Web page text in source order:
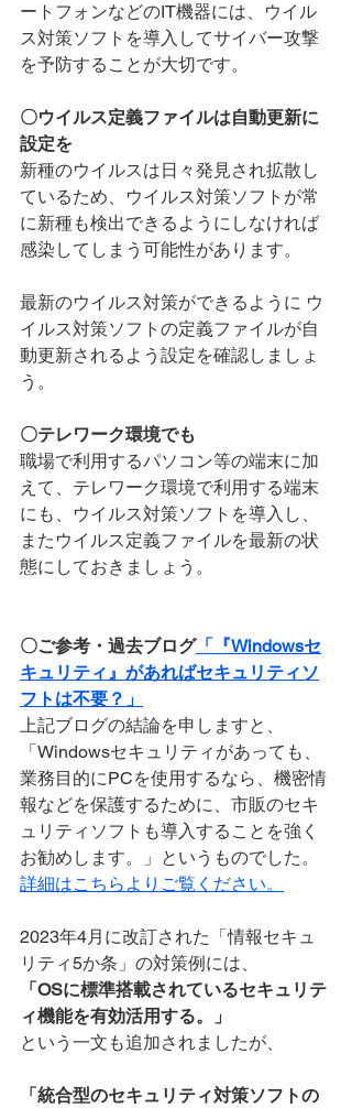
ートフォンなどのIT機器には、ウイル
ス対策ソフトを導入してサイバー攻撃
を予防することが大切です。
〇ウイルス定義ファイルは自動更新に
設定を
新種のウイルスは日々発見され拡散し
ているため、ウイルス対策ソフトが常
に新種も検出できるようにしなければ
感染してしまう可能性があります。
最新のウイルス対策ができるように ウ
イルス対策ソフトの定義ファイルが自
動更新されるよう設定を確認しましょ
う。
〇テレワーク環境でも
職場で利用するパソコン等の端末に加
えて、テレワーク環境で利用する端末
にも、ウイルス対策ソフトを導入し、
またウイルス定義ファイルを最新の状
態にしておきましょう。
〇ご参考・過去ブログ「『Windowsセ
キュリティ』があればセキュリティソ
フトは不要？」
上記ブログの結論を申しますと、
「Windowsセキュリティがあっても、
業務目的にPCを使用するなら、機密情
報などを保護するために、市販のセキ
ュリティソフトも導入することを強く
お勧めします。」というものでした。
詳細はこちらよりご覧ください。
2023年4月に改訂された「情報セキュ
リティ5か条」の対策例には、
「OSに標準搭載されているセキュリテ
ィ機能を有効活用する。」
という一文も追加されましたが、
「統合型のセキュリティ対策ソフトの